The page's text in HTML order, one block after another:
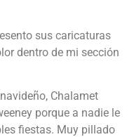
sus caricaturas
dentro de mi sección
Chalamet
porque a nadie le
fiestas. Muy pillado